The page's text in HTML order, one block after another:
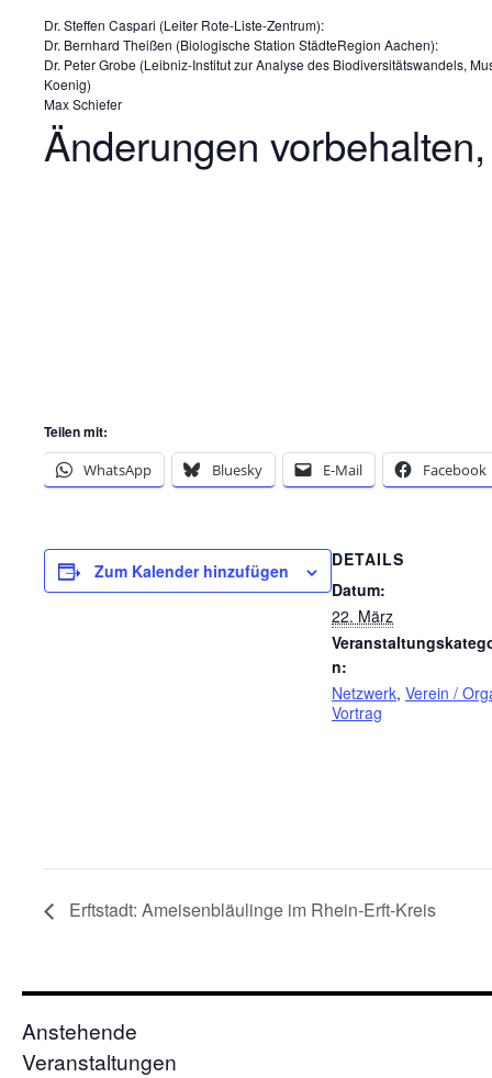
Dr. Steffen Caspari (Leiter Rote-Liste-Zentrum):
Dr. Bernhard Theißen (Biologische Station StädteRegion Aachen):
Dr. Peter Grobe (Leibniz-Institut zur Analyse des Biodiversitätswandels,
Koenig)
Max Schiefer
Änderungen
Teilen mit:
WhatsApp
Bluesky E-Mail Facebook
Zum Kalender hinzufügen
DETAILS
Datum:
22. März
n:
Netzwerk, Verein /
Vortrag
Erftstadt: Ameisenbläulinge im Rhein-Erft-Kreis
Anstehende
Veranstaltungen